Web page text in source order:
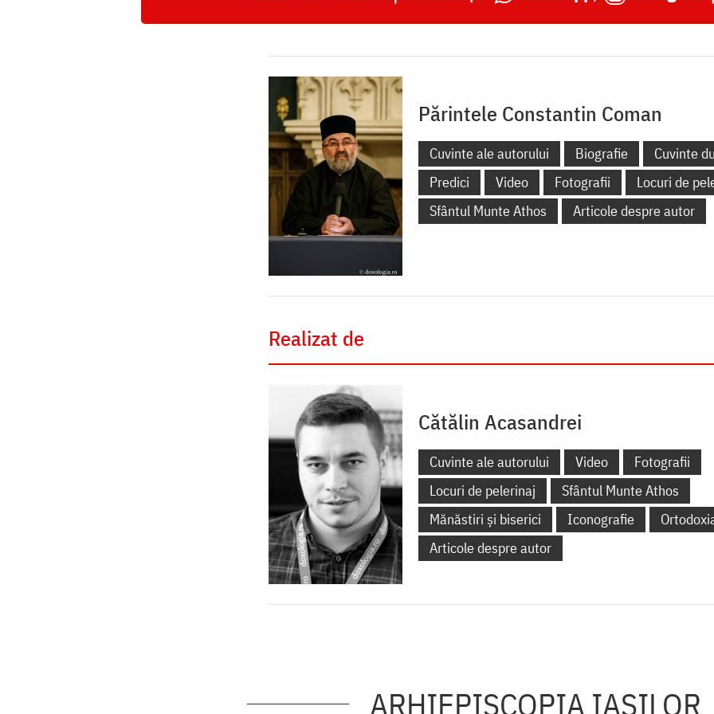
Părintele Constantin Coman
Cuvinte ale autorului Biografie
Cuvinte
Predici
Video Fotografii
Locuri de
Sfântul Munte Athos
Articole despre autor
Realizat de
Cătălin Acasandrei
Cuvinte ale autorului Video
Fotografii
Locuri de pelerinaj
Sfântul Munte Athos
Mănăstiri și biserici
Iconografie
Articole despre autor
ARHIEPISCOPIA IAŞILOR